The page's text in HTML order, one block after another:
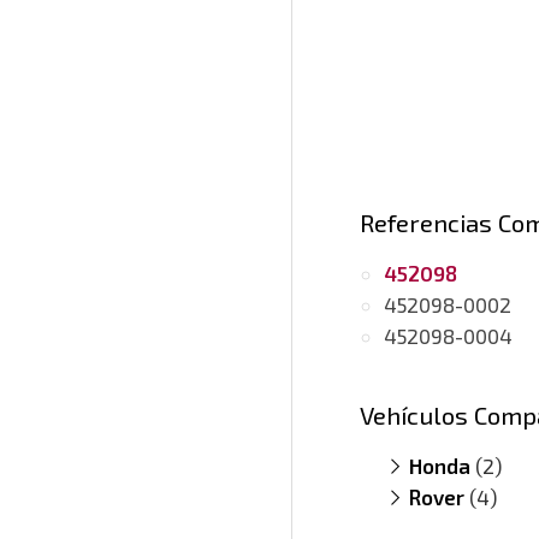
Referencias
452098
452098-0002
452098-0004
Vehículos
Honda (2)
Accord 2.0
Rover (4)